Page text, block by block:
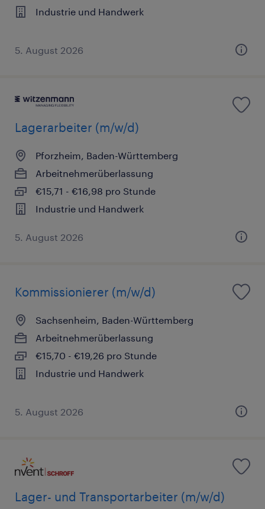
Industrie und Handwerk
5. August 2026
Lagerarbeiter (m/w/d)
Pforzheim, Baden-Württemberg
Arbeitnehmerüberlassung
€15,71 - €16,98 pro Stunde
Industrie und Handwerk
5. August 2026
Kommissionierer (m/w/d)
Sachsenheim, Baden-Württemberg
Arbeitnehmerüberlassung
€15,70 - €19,26 pro Stunde
Industrie und Handwerk
5. August 2026
Lager- und Transportarbeiter (m/w/d)